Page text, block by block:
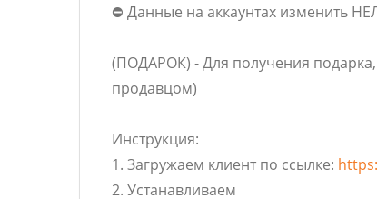
⛔ Данные на аккаунтах изменить
(ПОДАРОК) - Для получения подарка,
продавцом)
Инструкция:
1. Загружаем клиент по ссылке:
2. Устанавливаем